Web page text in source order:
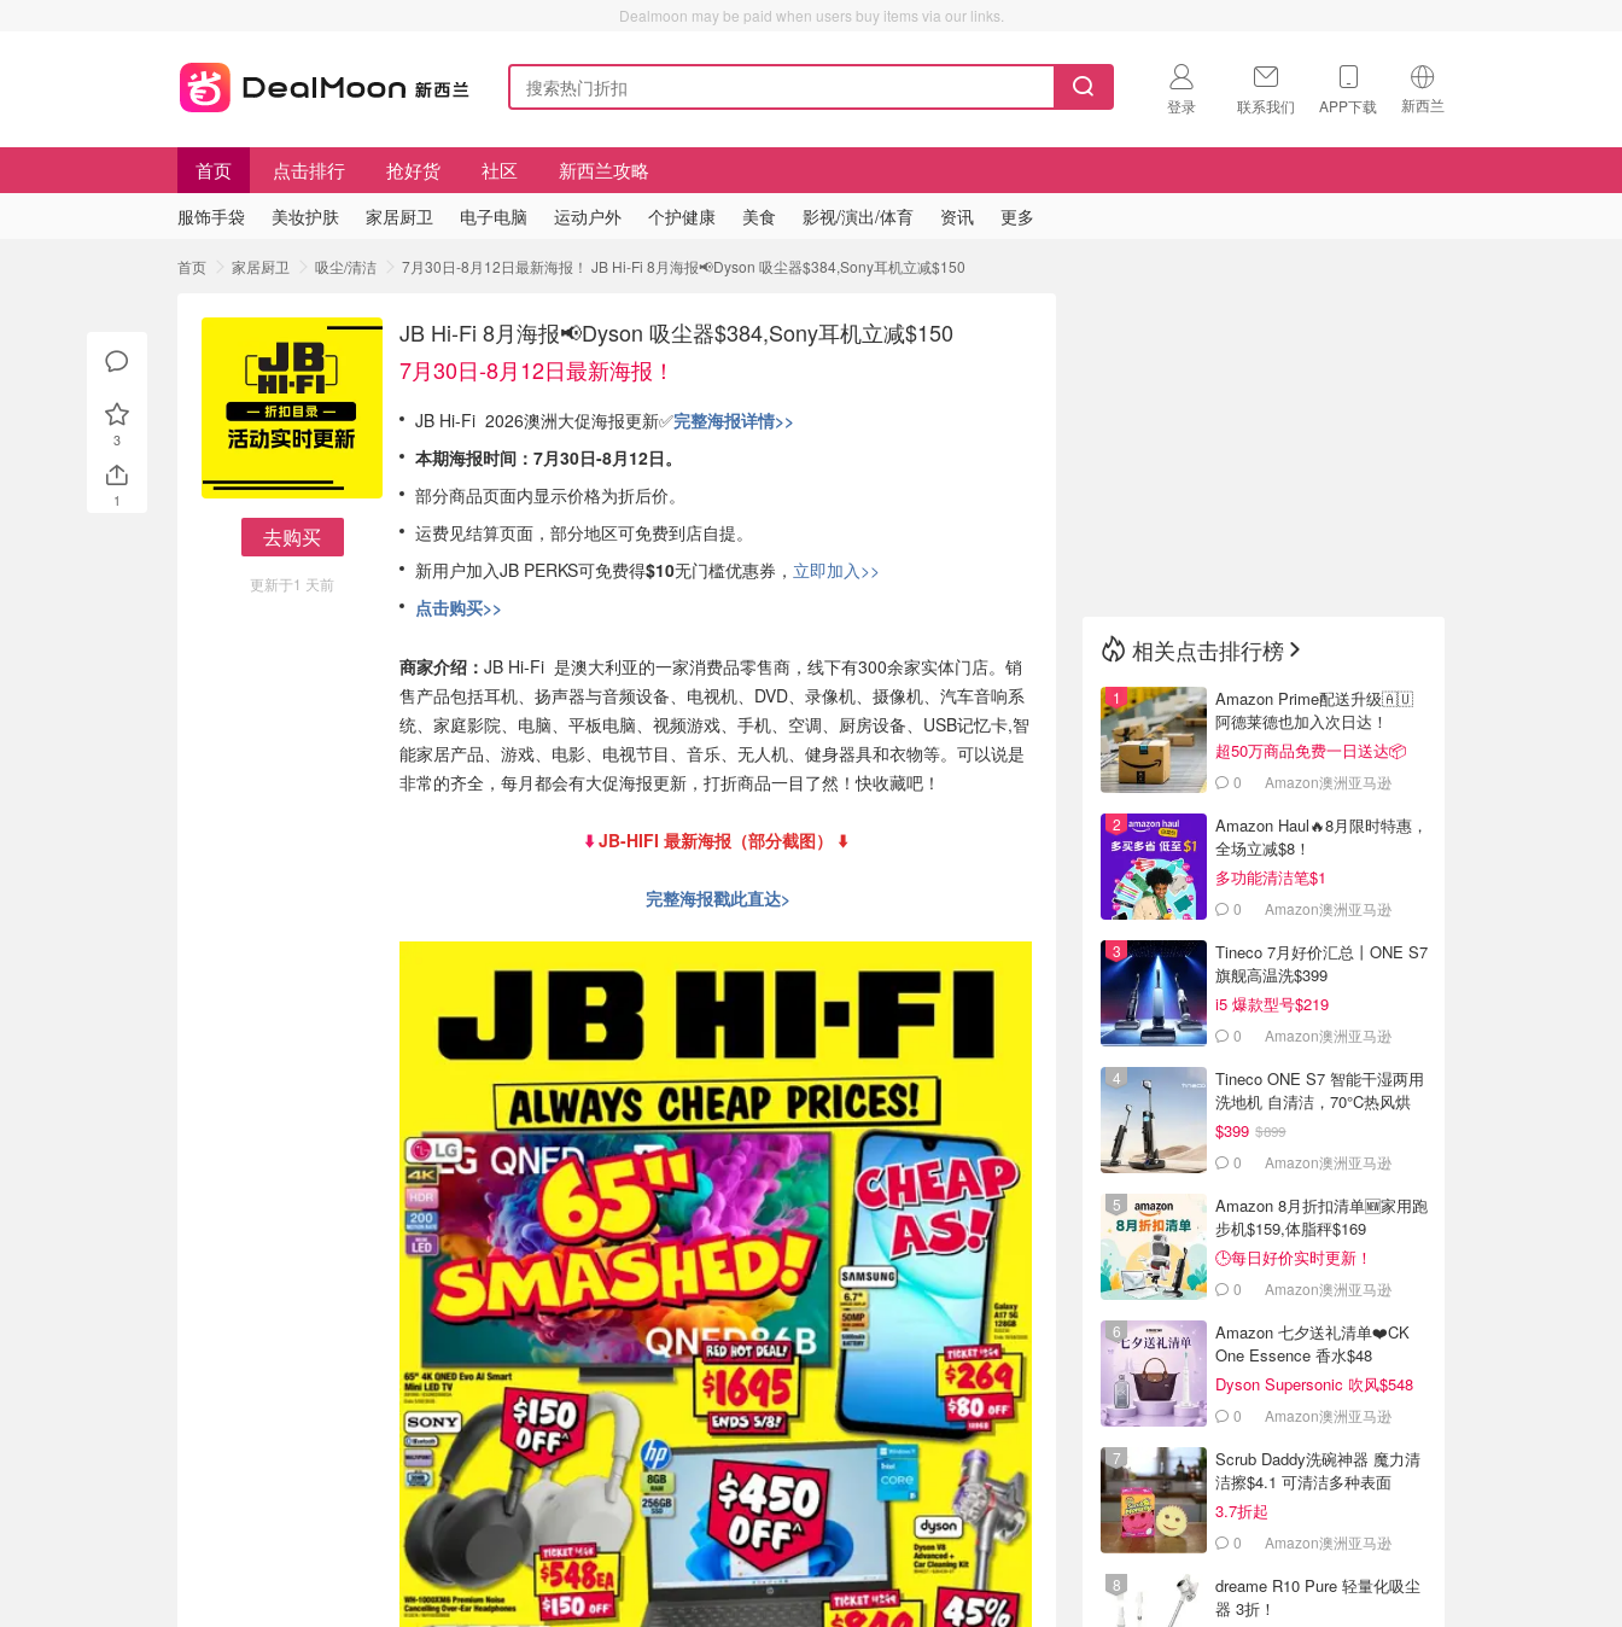
Dealmoon may be paid when users buy items via our links.
登录 联系我们 APP下载 新西兰
🇺🇸
首页 点击排行 抢好货 社区 新西兰攻略
服饰手袋 美妆护肤 家居厨卫 电子电脑 运动户外 个护健康 美食 影视/演出/体育 资讯 更多
首页 家居厨卫 吸尘/清洁 7月30日-8月12日最新海报！ JB Hi-Fi 8月海报📢Dyson 吸尘器$384,Sony耳机立减$150
去购买
更新于1 天前
JB Hi-Fi 8月海报📢Dyson 吸尘器$384,Sony耳机立减$150
7月30日-8月12日最新海报！
JB Hi-Fi 2026澳洲大促海报更新✅完整海报详情>>
本期海报时间：7月30日-8月12日。
部分商品页面内显示价格为折后价。
运费见结算页面，部分地区可免费到店自提。
新用户加入JB PERKS可免费得$10无门槛优惠券， 立即加入>>
点击购买>>
商家介绍： JB Hi-Fi 是澳大利亚的一家消费品零售商，线下有300余家实体门店。销
售产品包括耳机、扬声器与音频设备、电视机、DVD、录像机、摄像机、汽车音响系
统、家庭影院、电脑、平板电脑、视频游戏、手机、空调、厨房设备、USB记忆卡,智
能家居产品、游戏、电影、电视节目、音乐、无人机、健身器具和衣物等。可以说是
非常的齐全，每月都会有大促海报更新，打折商品一目了然！快收藏吧！
⬇️JB-HIFI 最新海报（部分截图） ⬇️
完整海报戳此直达>
3
1
相关点击排行榜
Amazon Prime配送升级🇦🇺
阿德莱德也加入次日达！
超50万商品免费一日送达📦
0 Amazon澳洲亚马逊
Amazon Haul🔥8月限时特惠，
全场立减$8！
多功能清洁笔$1
0 Amazon澳洲亚马逊
Tineco 7月好价汇总丨ONE S7
旗舰高温洗$399
i5 爆款型号$219
0 Amazon澳洲亚马逊
Tineco ONE S7 智能干湿两用
洗地机 自清洁，70°C热风烘
$399 $899
0 Amazon澳洲亚马逊
Amazon 8月折扣清单🆕家用跑
步机$159,体脂秤$169
🕒每日好价实时更新！
0 Amazon澳洲亚马逊
Amazon 七夕送礼清单❤️CK
One Essence 香水$48
Dyson Supersonic 吹风$548
0 Amazon澳洲亚马逊
Scrub Daddy洗碗神器 魔力清
洁擦$4.1 可清洁多种表面
3.7折起
0 Amazon澳洲亚马逊
dreame R10 Pure 轻量化吸尘
器 3折！